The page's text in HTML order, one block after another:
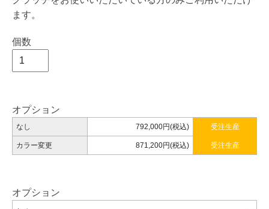
ます。
個数
オプション
なし 792,000円(税込) 受注生産
カラー変更 871,200円(税込) 受注生産
オプション